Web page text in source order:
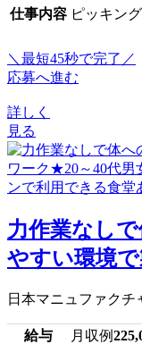
仕事内容 ピッキン
＼最短45秒で完了／
応募へ進む
詳しく
見る
力作業なし
やすい環境
日本マニュファク
給与 月収例